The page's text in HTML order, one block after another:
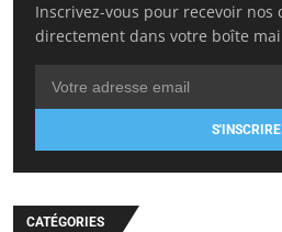
Inscrivez-vous pour recevoir nos
directement dans votre boîte
S'INSCRIRE
CATÉGORIES